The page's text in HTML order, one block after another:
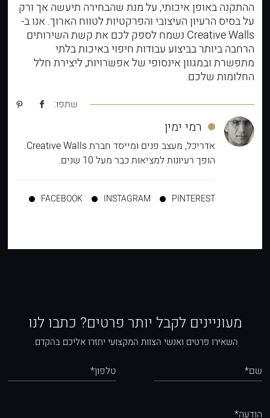
ההתקנה באופן איכותי, על מנת שהבחירה תיעשה אך ורק
על בסיס הרעיון העיצובי והפרקטיות לטווח הארוך. אנו ב-
Creative Walls נשמח לספק לכם את קשת השירותים
הרחבה ביותר בביצוע עבודות חיפוי באיכות בלתי
מתפשרת ובמגוון אינסופי של אפשרויות, ליצירת חלל
החלומות שלכם.
שתפו:
רמי ימין
אדריכל, מעצב פנים ומייסד חברת Creative Walls.
הופך רעיונות למציאות כבר מעל 10 שנים.
PINTEREST
INSTAGRAM
FACEBOOK
מעוניינים לקבל יותר פרטים? כתבו לנו
השאירו פרטים ואנשי הצוות המקצועי יחזרו אליכם בהקדם.
שם* טלפון*
הודעה*